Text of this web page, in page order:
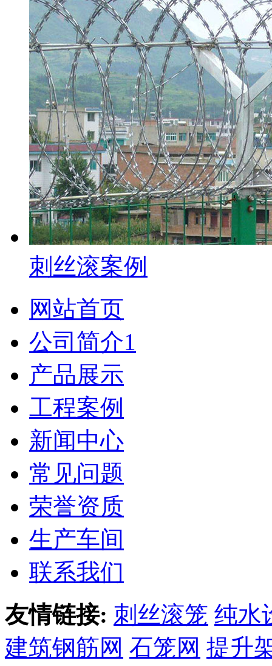
刺丝滚案例
网站首页
公司简介1
产品展示
工程案例
新闻中心
常见问题
荣誉资质
生产车间
联系我们
友情链接: 刺丝滚笼 纯水
建筑钢筋网 石笼网 提升